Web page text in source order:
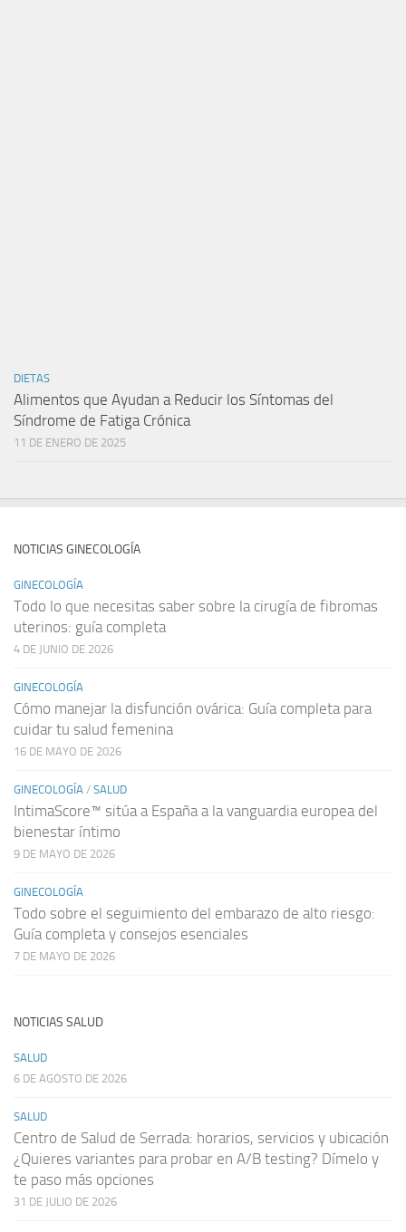
DIETAS
Alimentos que Ayudan a Reducir los Síntomas del
Síndrome de Fatiga Crónica
11 DE ENERO DE 2025
NOTICIAS GINECOLOGÍA
GINECOLOGÍA
Todo lo que necesitas saber sobre la cirugía de fibromas
uterinos: guía completa
4 DE JUNIO DE 2026
GINECOLOGÍA
Cómo manejar la disfunción ovárica: Guía completa para
cuidar tu salud femenina
16 DE MAYO DE 2026
GINECOLOGÍA / SALUD
IntimaScore™ sitúa a España a la vanguardia europea del
bienestar íntimo
9 DE MAYO DE 2026
GINECOLOGÍA
Todo sobre el seguimiento del embarazo de alto riesgo:
Guía completa y consejos esenciales
7 DE MAYO DE 2026
NOTICIAS SALUD
SALUD
6 DE AGOSTO DE 2026
SALUD
Centro de Salud de Serrada: horarios, servicios y ubicación
¿Quieres variantes para probar en A/B testing? Dímelo y
te paso más opciones
31 DE JULIO DE 2026